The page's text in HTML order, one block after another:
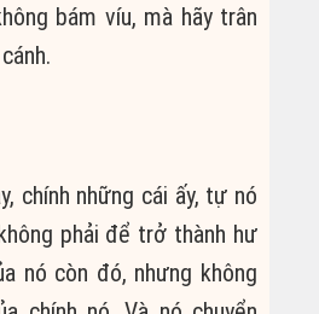
bám víu, mà hãy trân
chính những cái ấy, tự nó
phải để trở thành hư
nó còn đó, nhưng không